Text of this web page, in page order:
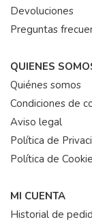
Devoluciones
Preguntas
QUIENES
Quiénes somos
Condiciones de
Aviso legal
Política de
Política de
MI CUENTA
Historial de